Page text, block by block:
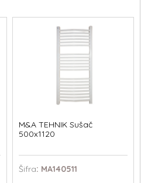
M&A TEHNIK Sušač
500x1120
Šifra: MA140511